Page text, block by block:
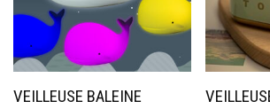
VEILLEUSE BALEINE